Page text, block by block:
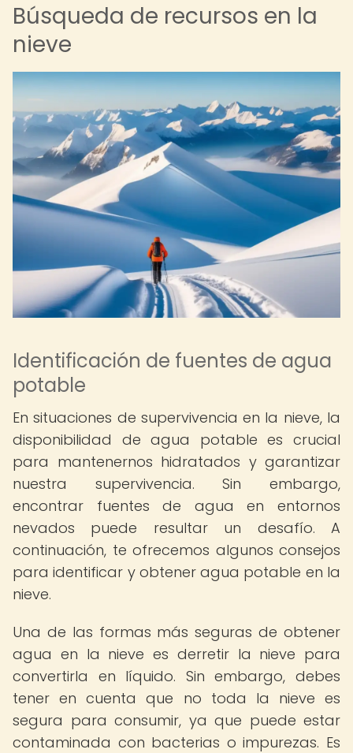
Búsqueda de recursos en la
nieve
Identificación de fuentes de agua
potable
En situaciones de supervivencia en la nieve, la
disponibilidad de agua potable es crucial
para mantenernos hidratados y garantizar
nuestra supervivencia. Sin embargo,
encontrar fuentes de agua en entornos
nevados puede resultar un desafío. A
continuación, te ofrecemos algunos consejos
para identificar y obtener agua potable en la
nieve.
Una de las formas más seguras de obtener
agua en la nieve es derretir la nieve para
convertirla en líquido. Sin embargo, debes
tener en cuenta que no toda la nieve es
segura para consumir, ya que puede estar
contaminada con bacterias o impurezas. Es